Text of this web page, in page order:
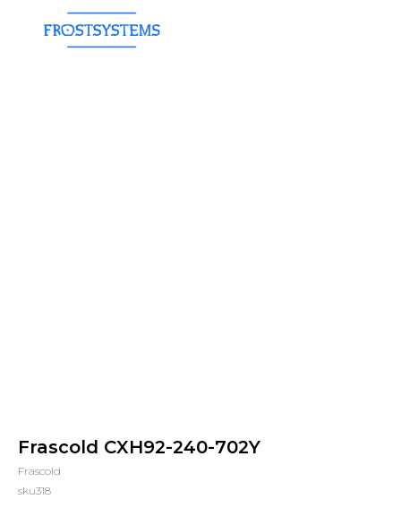
Frascold CXH92-240-702Y
Frascold
sku318